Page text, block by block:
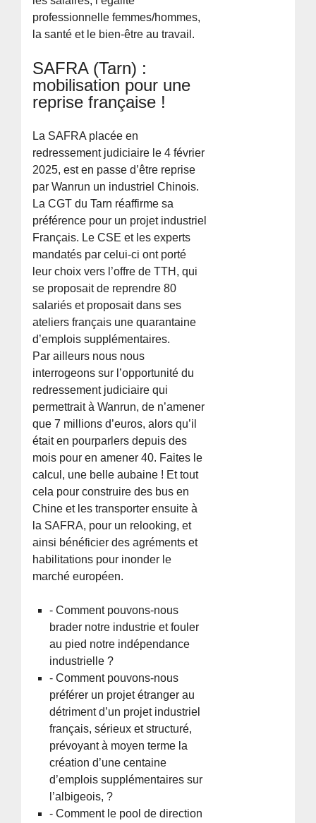
professionnelle femmes/hommes,
la santé et le bien-être au travail.
SAFRA (Tarn) :
mobilisation pour une
reprise française !
La SAFRA placée en
redressement judiciaire le 4 février
2025, est en passe d’être reprise
par Wanrun un industriel Chinois.
La CGT du Tarn réaffirme sa
préférence pour un projet industriel
Français. Le CSE et les experts
mandatés par celui-ci ont porté
leur choix vers l’offre de TTH, qui
se proposait de reprendre 80
salariés et proposait dans ses
ateliers français une quarantaine
d’emplois supplémentaires.
Par ailleurs nous nous
interrogeons sur l’opportunité du
redressement judiciaire qui
permettrait à Wanrun, de n’amener
que 7 millions d’euros, alors qu’il
était en pourparlers depuis des
mois pour en amener 40. Faites le
calcul, une belle aubaine ! Et tout
cela pour construire des bus en
Chine et les transporter ensuite à
la SAFRA, pour un relooking, et
ainsi bénéficier des agréments et
habilitations pour inonder le
marché européen.
- Comment pouvons-nous
brader notre industrie et fouler
au pied notre indépendance
industrielle ?
- Comment pouvons-nous
préférer un projet étranger au
détriment d’un projet industriel
français, sérieux et structuré,
prévoyant à moyen terme la
création d’une centaine
d’emplois supplémentaires sur
l’albigeois, ?
- Comment le pool de direction